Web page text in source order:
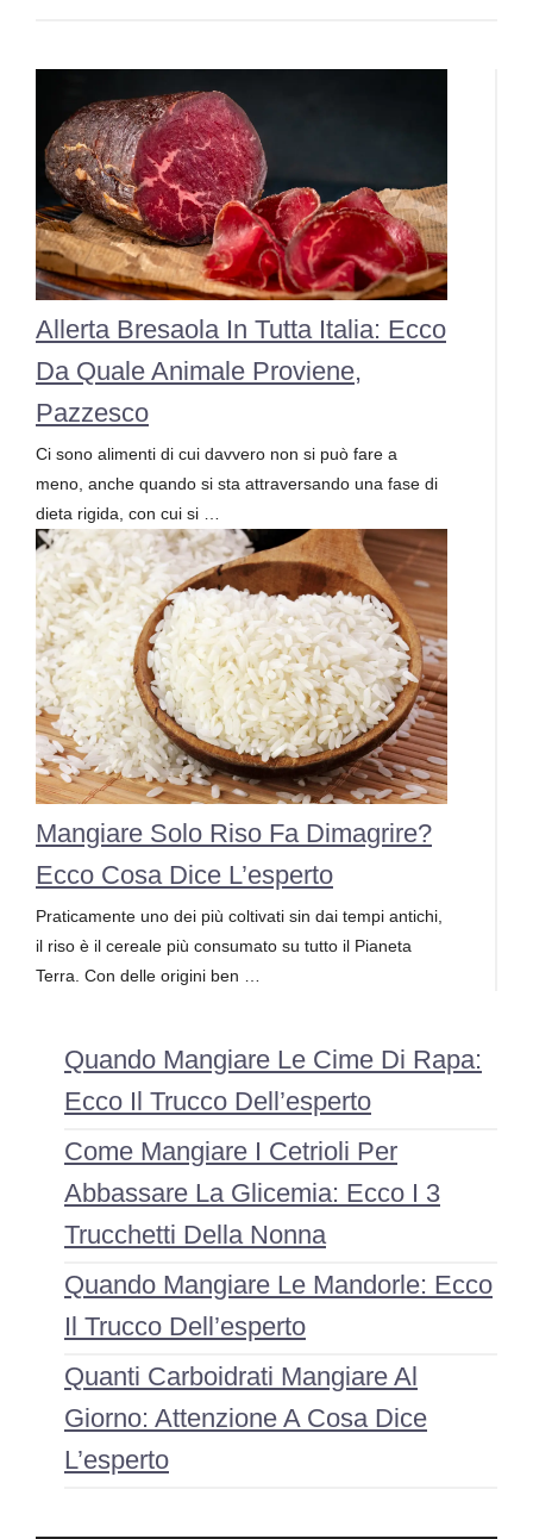
Allerta Bresaola In Tutta Italia: Ecco
Da Quale Animale Proviene,
Pazzesco
Ci sono alimenti di cui davvero non si può fare a
meno, anche quando si sta attraversando una fase di
dieta rigida, con cui si …
Mangiare Solo Riso Fa Dimagrire?
Ecco Cosa Dice L’esperto
Praticamente uno dei più coltivati sin dai tempi antichi,
il riso è il cereale più consumato su tutto il Pianeta
Terra. Con delle origini ben …
Quando Mangiare Le Cime Di Rapa:
Ecco Il Trucco Dell’esperto
Come Mangiare I Cetrioli Per
Abbassare La Glicemia: Ecco I 3
Trucchetti Della Nonna
Quando Mangiare Le Mandorle: Ecco
Il Trucco Dell’esperto
Quanti Carboidrati Mangiare Al
Giorno: Attenzione A Cosa Dice
L’esperto